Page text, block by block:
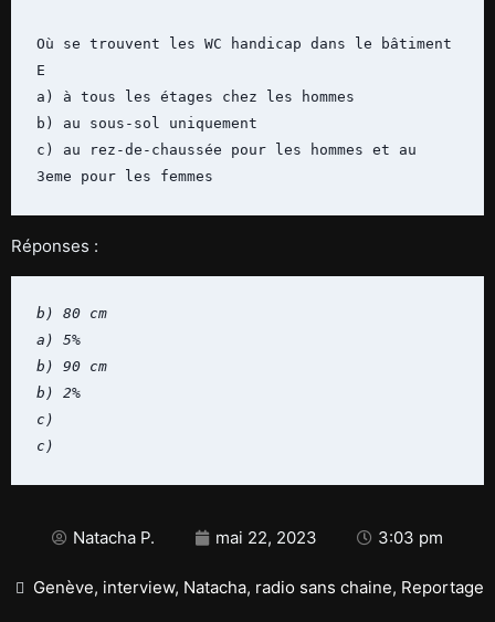
Où se trouvent les WC handicap dans le bâtiment
E
a) à tous les étages chez les hommes
b) au sous-sol uniquement
c) au rez-de-chaussée pour les hommes et au
3eme pour les femmes
Réponses :
b) 80 cm
a) 5%
b) 90 cm
b) 2%
c)
c)
Natacha P. mai 22, 2023 3:03 pm
Genève, interview, Natacha, radio sans chaine, Reportage